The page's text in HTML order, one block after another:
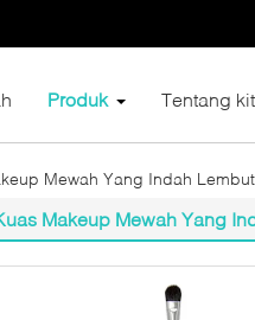
Produk Tentang
Mewah Yang Indah
Makeup Mewah Yang